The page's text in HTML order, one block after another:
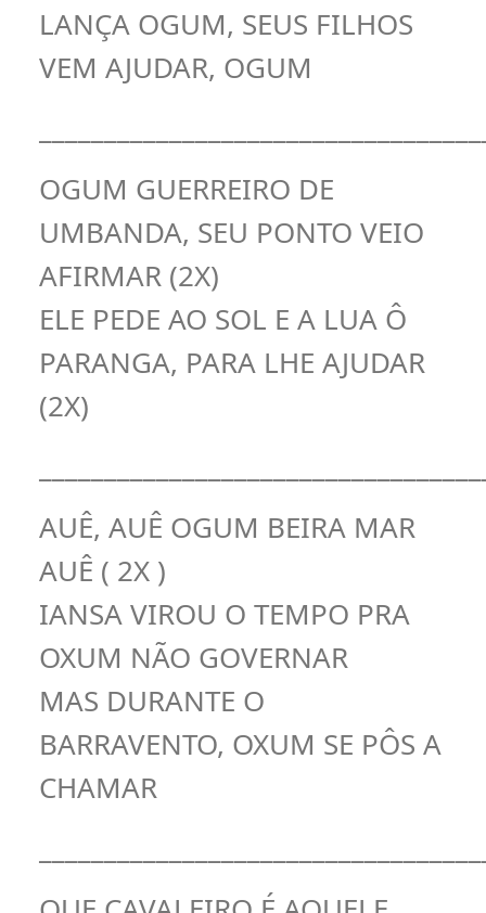
LANÇA OGUM, SEUS FILHOS
VEM AJUDAR, OGUM
OGUM GUERREIRO DE
UMBANDA, SEU PONTO VEIO
AFIRMAR (2X)
ELE PEDE AO SOL E A LUA Ô
PARANGA, PARA LHE AJUDAR
(2X)
AUÊ, AUÊ OGUM BEIRA MAR
AUÊ ( 2X )
IANSA VIROU O TEMPO PRA
OXUM NÃO GOVERNAR
MAS DURANTE O
BARRAVENTO, OXUM SE PÔS A
CHAMAR